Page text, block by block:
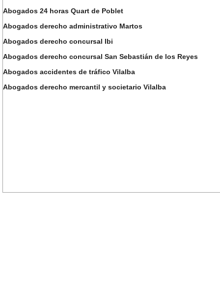
Abogados 24 horas Quart de Poblet
Abogados derecho administrativo Martos
Abogados derecho concursal Ibi
Abogados derecho concursal San Sebastián de los Reyes
Abogados accidentes de tráfico Vilalba
Abogados derecho mercantil y societario Vilalba